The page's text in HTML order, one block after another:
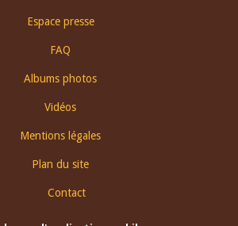
Espace presse
FAQ
Albums photos
Vidéos
Mentions légales
Plan du site
Contact